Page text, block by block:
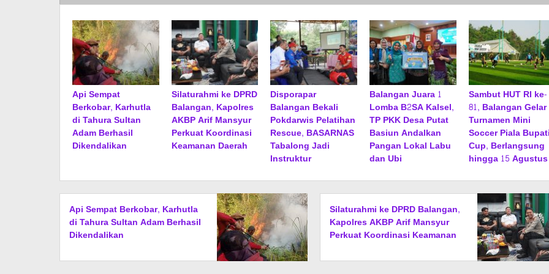
Api Sempat
Berkobar, Karhutla
di Tahura Sultan
Adam Berhasil
Dikendalikan
Silaturahmi ke DPRD
Balangan, Kapolres
AKBP Arif Mansyur
Perkuat Koordinasi
Keamanan Daerah
Disporapar
Balangan Bekali
Pokdarwis Pelatihan
Rescue, BASARNAS
Tabalong Jadi
Instruktur
Balangan Juara 1
Lomba B2SA Kalsel,
TP PKK Desa Putat
Basiun Andalkan
Pangan Lokal Labu
dan Ubi
Sambut HUT RI ke-
81, Balangan Gelar
Turnamen Mini
Soccer Piala
Cup, Berlangsung
hingga 15 Agustus
Api Sempat Berkobar, Karhutla
di Tahura Sultan Adam Berhasil
Dikendalikan
Silaturahmi ke DPRD Balangan,
Kapolres AKBP Arif Mansyur
Perkuat Koordinasi Keamanan